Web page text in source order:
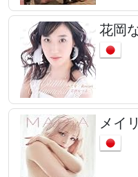
花岡
メイ